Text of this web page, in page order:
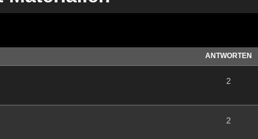
ANTWORTEN
2
2